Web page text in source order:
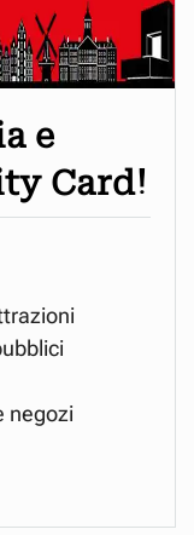
e
Card!
negozi